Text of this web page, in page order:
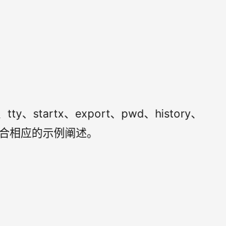
tty、startx、export、pwd、history、
应的示例阐述。